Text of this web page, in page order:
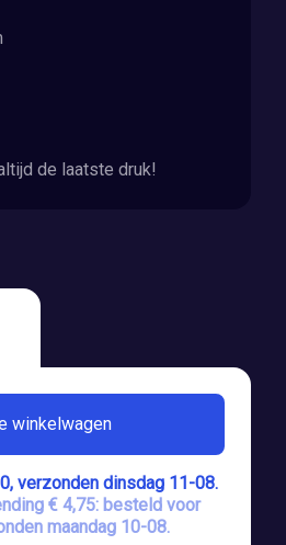
winkelwagen
verzonden dinsdag 11-08.
€ 4,75: besteld voor
maandag 10-08.
de laatste druk!